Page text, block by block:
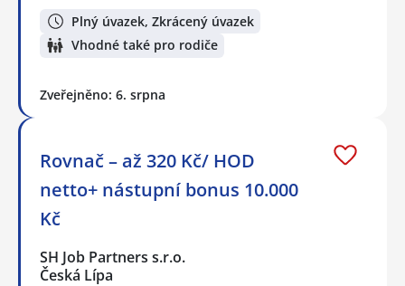
Plný úvazek, Zkrácený úvazek
Vhodné také pro rodiče
Zveřejněno: 6. srpna
Rovnač – až 320 Kč/ HOD
netto+ nástupní bonus 10.000
Kč
SH Job Partners s.r.o.
Česká Lípa